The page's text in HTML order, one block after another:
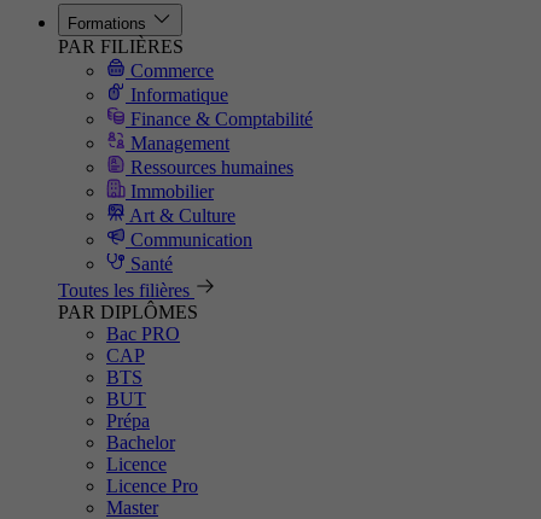
Formations
PAR FILIÈRES
Commerce
Informatique
Finance & Comptabilité
Management
Ressources humaines
Immobilier
Art & Culture
Communication
Santé
Toutes les filières
PAR DIPLÔMES
Bac PRO
CAP
BTS
BUT
Prépa
Bachelor
Licence
Licence Pro
Master